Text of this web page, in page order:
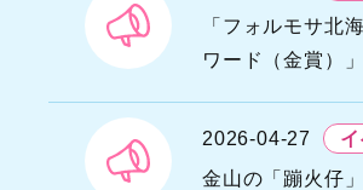
「フォルモサ北
ワード（金賞）
2026-04-27
金山の「蹦火仔